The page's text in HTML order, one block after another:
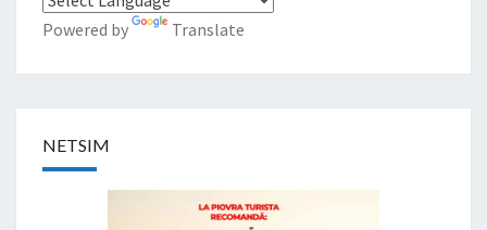
Powered by Translate
NETSIM